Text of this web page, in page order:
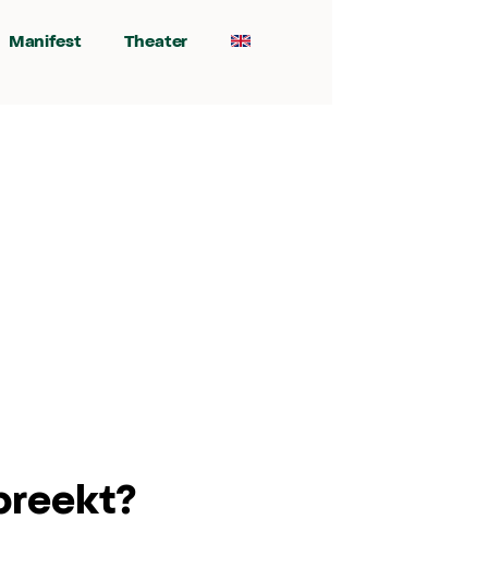
Manifest Theater